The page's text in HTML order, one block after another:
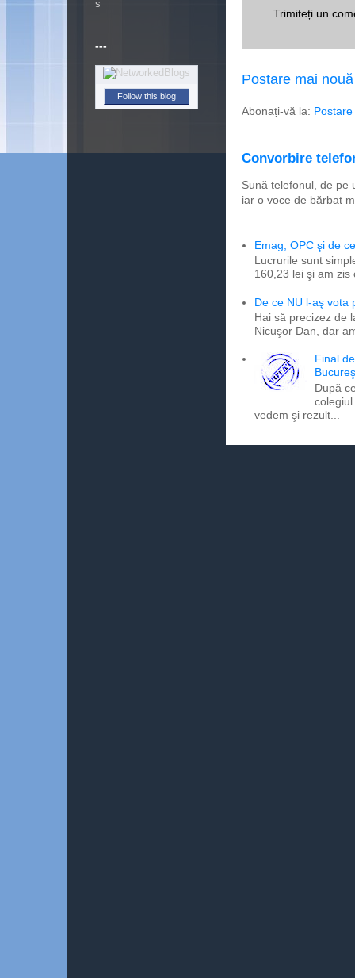
Trimiteți un
Postare mai nouă
Abonați-vă la:
Convorbire
Sună telefonul, de pe
iar o voce de bărbat
Emag, OPC şi de
Lucrurile sunt
160,23 lei şi am
De ce NU l-aş vota
Hai să precizez de
Nicuşor Dan, dar
Final
După
vedem şi rezult...
---
Follow this blog